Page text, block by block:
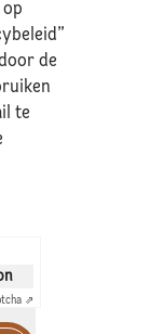
de
te
⇗